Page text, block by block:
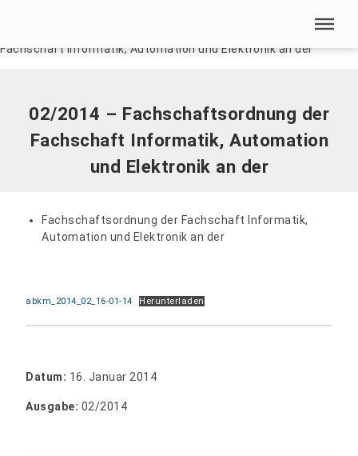
Menü überspringen
Fachschaft Informatik, Automation und Elektronik an der
02/2014 – Fachschaftsordnung der
Fachschaft Informatik, Automation
und Elektronik an der
Fachschaftsordnung der Fachschaft Informatik,
Automation und Elektronik an der
abkm_2014_02_16-01-14 Herunterladen
Datum: 16. Januar 2014
Ausgabe: 02/2014